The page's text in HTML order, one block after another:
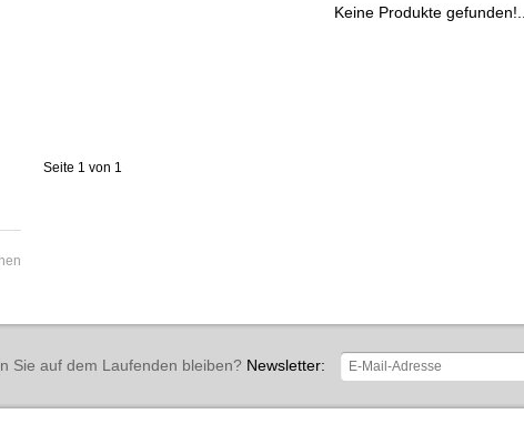
Keine Produkte gefunden!...
Seite 1 von 1
Sie auf dem Laufenden bleiben?Newsletter: